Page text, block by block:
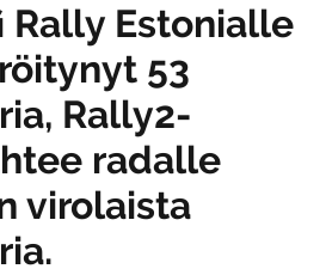
Rally Estonialle
53
Rally2-
radalle
virolaista